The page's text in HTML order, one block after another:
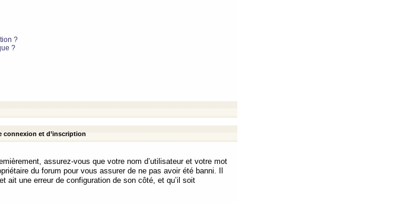
?
?
connexion et d’inscription
assurez-vous que votre nom d’utilisateur et votre mot
du forum pour vous assurer de ne pas avoir été banni. Il
ait une erreur de configuration de son côté, et qu’il soit